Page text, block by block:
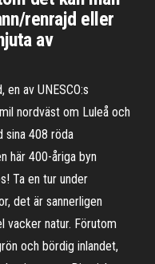
renrajd eller
av
av UNESCO:s
nordväst om Luleå och
sina 408 röda
här 400-åriga byn
Ta en tur under
det är sannerligen
vacker natur. Förutom
och bördig inlandet,